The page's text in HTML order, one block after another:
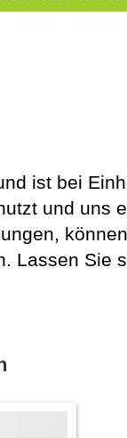
ist bei
und uns
Lassen Sie